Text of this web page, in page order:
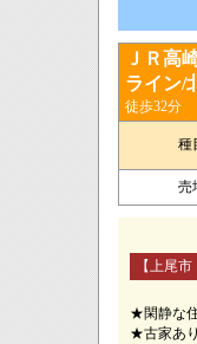
ＪＲ高
ライン/
徒歩32分
種
売
【上尾
★閑静な
★古家あり